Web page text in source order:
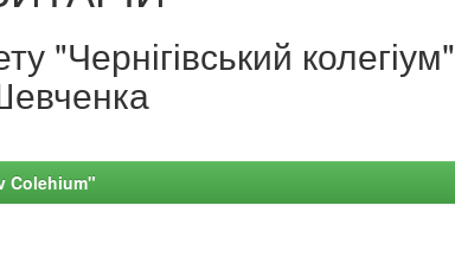
"Чернігівський колегіум"
Colehium"